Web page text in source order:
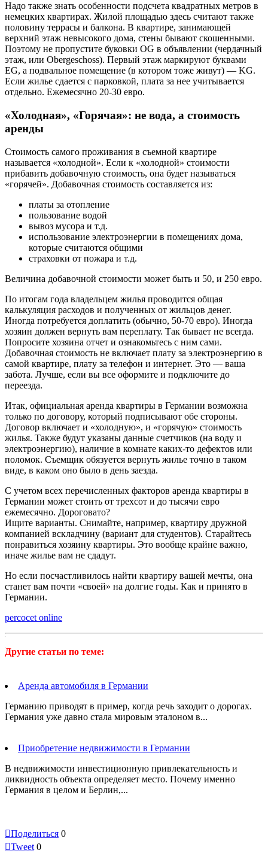
Надо также знать особенности подсчета квадратных метров в
немецких квартирах. Жилой площадью здесь считают также
половину террасы и балкона. В квартире, занимающей
верхний этаж невысокого дома, стены бывают скошенными.
Поэтому не пропустите буковки ОG в объявлении (чердачный
этаж, или Obergeschoss). Первый этаж маркируют буквами
EG, а подвальное помещение (в котором тоже живут) — KG.
Если жилье сдается с парковкой, плата за нее учитывается
отдельно. Ежемесячно 20-30 евро.
«Холодная», «Горячая»: не вода, а стоимость
аренды
Стоимость самого проживания в съемной квартире
называется «холодной». Если к «холодной» стоимости
прибавить добавочную стоимость, она будет называться
«горячей». Добавочная стоимость составляется из:
платы за отопление
пользование водой
вывоз мусора и т.д.
использование электроэнергии в помещениях дома,
которые считаются общими
страховки от пожара и т.д.
Величина добавочной стоимости может быть и 50, и 250 евро.
По итогам года владельцем жилья проводится общая
калькуляция расходов и полученных от жильцов денег.
Иногда потребуется доплатить (обычно, 50-70 евро). Иногда
хозяин должен вернуть вам переплату. Так бывает не всегда.
Попросите хозяина отчет и ознакомьтесь с ним сами.
Добавочная стоимость не включает плату за электроэнергию в
самой квартире, плату за телефон и интернет. Это — ваша
забота. Лучше, если вы все оформите и подключите до
переезда.
Итак, официальная аренда квартиры в Германии возможна
только по договору, который подписывают обе стороны.
Договор включает и «холодную», и «горячую» стоимость
жилья. Также будут указаны данные счетчиков (на воду и
электроэнергию), наличие в комнате каких-то дефектов или
поломок. Съемщик обязуется вернуть жилье точно в таком
виде, в каком оно было в день заезда.
С учетом всех перечисленных факторов аренда квартиры в
Германии может стоить от трехсот и до тысячи евро
ежемесячно. Дороговато?
Ищите варианты. Снимайте, например, квартиру дружной
компанией вскладчину (вариант для студентов). Старайтесь
понравиться хозяину квартиры. Это вообще крайне важно,
иначе жилье вам не сдадут.
Но если посчастливилось найти квартиру вашей мечты, она
станет вам почти «своей» на долгие годы. Как и принято в
Германии.
webhost365.net
chicago
lawyers
percocet online
teratoma
productions
transforms
bollards
into
functional
street
furniture
generic
viagra
online
fast
shipping
Health
202:
Generic
Другие статьи по теме:
Аренда автомобиля в Германии
Германию приводят в пример, когда речь заходит о дорогах.
Германия уже давно стала мировым эталоном в...
Приобретение недвижимости в Германии
В недвижимости инвестиционную привлекательность и
ликвидность объекта определяет место. Почему именно
Германия в целом и Берлин,...
Поделиться 0
Tweet 0